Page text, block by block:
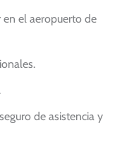
el aeropuerto de
de asistencia y